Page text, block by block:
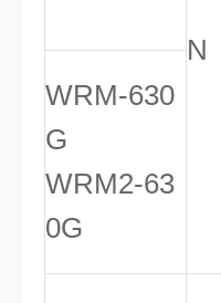
N
WRM-630
G
WRM2-63
0G